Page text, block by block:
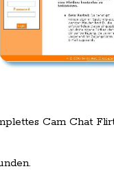
Cam Chat